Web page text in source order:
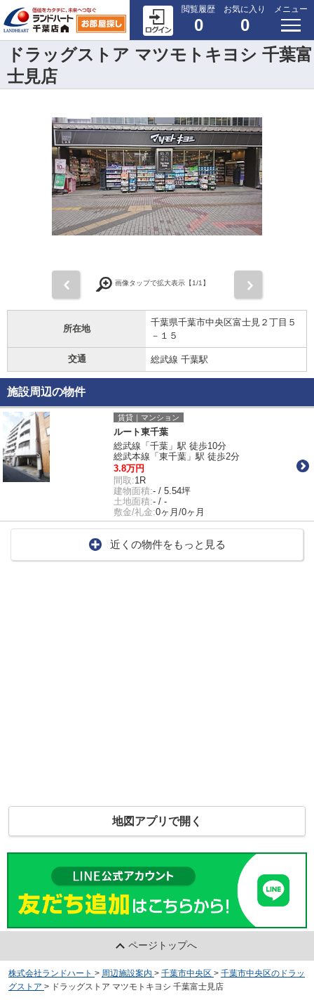
閲覧履歴
0
お気に入り
0
メニュー
ドラッグストア マツモトキヨシ 千葉富
士見店
画像タップで拡大表示【1/1】
所在地
千葉県千葉市中央区富士見２丁目５
－１５
交通 総武線 千葉駅
施設周辺の物件
賃貸｜マンション
ルート東千葉
総武線「千葉」駅 徒歩10分
総武本線「東千葉」駅 徒歩2分
3.8万円
間取:1R
建物面積:- / 5.54坪
土地面積:- / -
敷金/礼金:0ヶ月/0ヶ月
近くの物件をもっと見る
地図アプリで開く
ページトップへ
株式会社ランドハート > 周辺施設案内 > 千葉市中央区 > 千葉市中央区のドラッ
グストア > ドラッグストア マツモトキヨシ 千葉富士見店